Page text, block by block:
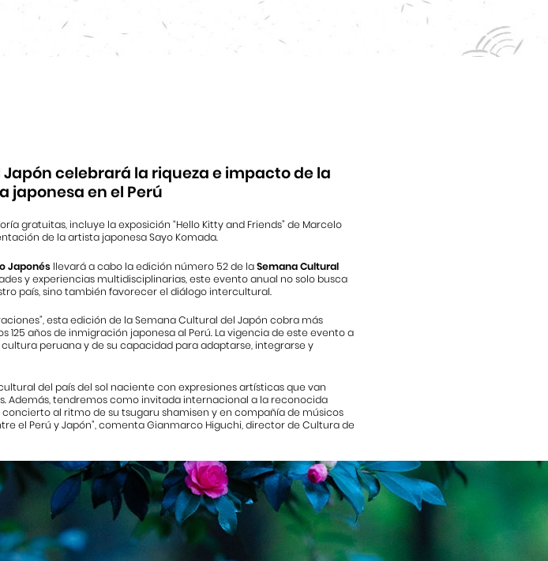
Japón celebrará la riqueza e impacto de la
japonesa en el Perú
gratuitas, incluye la exposición “Hello Kitty and Friends” de Marcelo
de la artista japonesa Sayo Komada.
Japonés llevará a cabo la edición número 52 de laSemana Cultural
y experiencias multidisciplinarias, este evento anual no solo busca
país, sino también favorecer el diálogo intercultural.
esta edición de la Semana Cultural del Japón cobra más
125 años de inmigración japonesa al Perú. La vigencia de este evento a
peruana y de su capacidad para adaptarse, integrarse y
del país del sol naciente con expresiones artísticas que van
Además, tendremos como invitada internacional a la reconocida
al ritmo de su tsugaru shamisen y en compañía de músicos
el Perú y Japón”, comenta Gianmarco Higuchi, director de Cultura de